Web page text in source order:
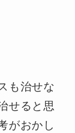
も治せな
せると思
がおかし